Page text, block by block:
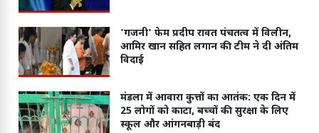
'गजनी' फेम प्रदीप रावत पंचतत्व में विलीन,
आमिर खान सहित लगान की टीम ने दी अंतिम
विदाई
मंडला में आवारा कुत्तों का आतंक: एक दिन में
25 लोगों को काटा, बच्चों की सुरक्षा के लिए
स्कूल और आंगनबाड़ी बंद